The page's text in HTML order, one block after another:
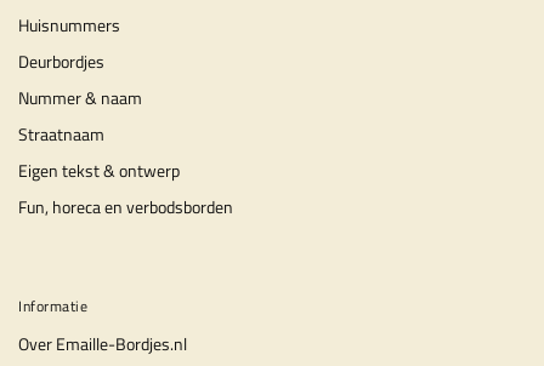
Huisnummers
Deurbordjes
Nummer & naam
Straatnaam
Eigen tekst & ontwerp
Fun, horeca en verbodsborden
Informatie
Over Emaille-Bordjes.nl